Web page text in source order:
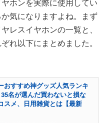
ホンを実際に使用してい
気になりますよね。まず
レスイヤホンの一覧と、
れ以下にまとめました。
おすすめ神グッズ人気ランキ
名が選んだ買わないと損な
スメ、日用雑貨とは【最新